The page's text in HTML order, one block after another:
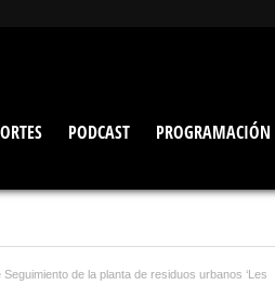
PODCAST PROGRAMACIÓN
de la planta de residuos urbanos ‘Les